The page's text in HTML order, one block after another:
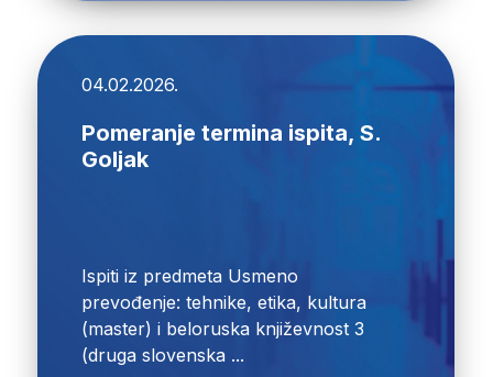
04.02.2026.
Pomeranje termina ispita, S.
Goljak
Ispiti iz predmeta Usmeno
prevođenje: tehnike, etika, kultura
(master) i beloruska književnost 3
(druga slovenska ...